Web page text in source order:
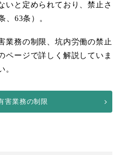
いと定められており、禁止さ
、63条）。
業務の制限、坑内労働の禁止
ページで詳しく解説していま
。
害業務の制限